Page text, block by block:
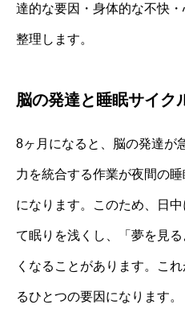
達的な要因・身体的な不快
整理します。
脳の発達と睡眠サイク
8ヶ月になると、脳の発達が
力を統合する作業が夜間の
になります。このため、日
て眠りを浅くし、「夢を見
くなることがあります。こ
るひとつの要因になります。